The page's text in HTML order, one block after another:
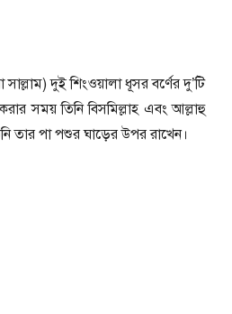
সাল্লাম) দুই শিংওয়ালা ধূসর বর্ণের দু’টি
সময় তিনি বিসমিল্লাহ এবং আল্লাহু
তার পা পশুর ঘাড়ের উপর রাখেন।